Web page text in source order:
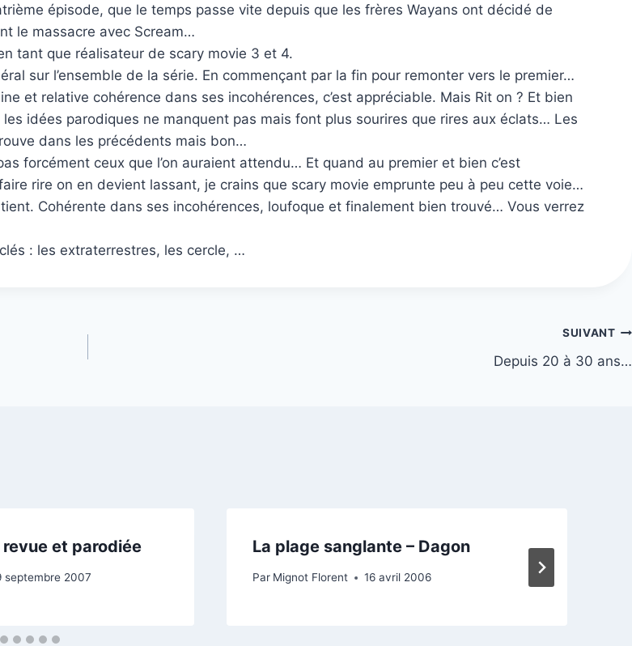
épisode, que le temps passe vite depuis que les frères Wayans ont décidé de
le massacre avec Scream…
tant que réalisateur de scary movie 3 et 4.
sur l’ensemble de la série. En commençant par la fin pour remonter vers le premier…
et relative cohérence dans ses incohérences, c’est appréciable. Mais Rit on ? Et bien
idées parodiques ne manquent pas mais font plus sourires que rires aux éclats… Les
dans les précédents mais bon…
forcément ceux que l’on auraient attendu… Et quand au premier et bien c’est
rire on en devient lassant, je crains que scary movie emprunte peu à peu cette voie…
Cohérente dans ses incohérences, loufoque et finalement bien trouvé… Vous verrez
: les extraterrestres, les cercle, …
SUIVANT
Depuis 20 à 30 ans…
et parodiée
septembre 2007
La plage sanglante – Dagon
Par Mignot Florent 16 avril 2006